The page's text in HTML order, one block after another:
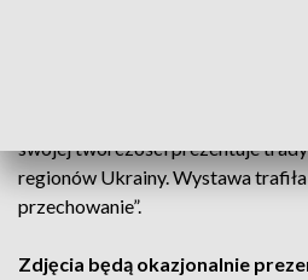
swojej twórczości prezentuje
regionów Ukrainy. Wystawa trafiła
przechowanie”.
Zdjęcia będą okazjonalnie